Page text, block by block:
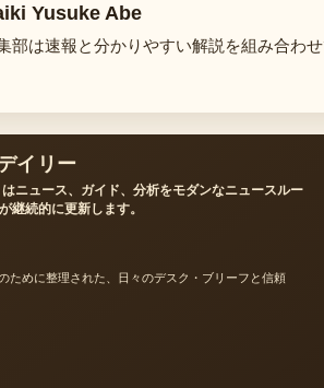
Yusuke Abe
部は速報と分かりやすい解説を組み合わ
イリー
ニュース、ガイド、分析をモダンなニュースルー
継続的に更新します。
ために整理された、日々のデスク・ブリーフと信頼